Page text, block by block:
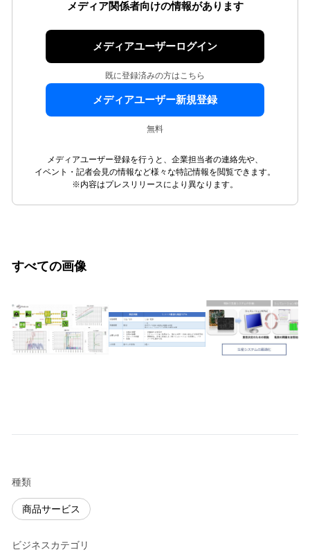
メディア関係者向けの情報があります
メディアユーザーログイン
既に登録済みの方はこちら
メディアユーザー新規登録
無料
メディアユーザー登録を行うと、企業担当者の連絡先や、
イベント・記者会見の情報など様々な特記情報を閲覧できます。
※内容はプレスリリースにより異なります。
すべての画像
種類
商品サービス
ビジネスカテゴリ